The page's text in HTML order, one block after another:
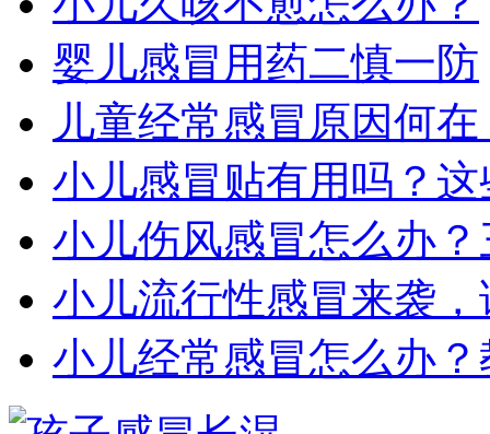
婴儿感冒用药二慎一防
儿童经常感冒原因何
小儿感冒贴有用吗？
小儿伤风感冒怎么办
小儿流行性感冒来袭
小儿经常感冒怎么办